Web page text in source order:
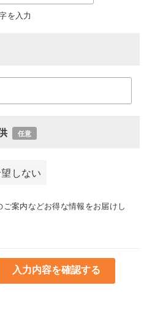
を入力
任意
しない
案内などお得な情報をお届けし